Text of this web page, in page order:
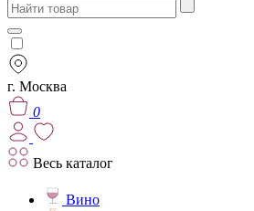
г. Москва
0
Весь каталог
Вино